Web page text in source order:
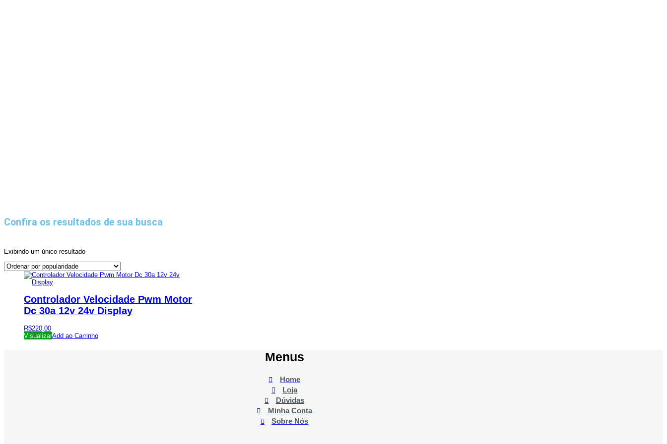
Confira os resultados de sua busca
Exibindo um único resultado
Controlador Velocidade Pwm Motor
Dc 30a 12v 24v Display
R$220,00
VisualizarAdd ao Carrinho
Menus
Home
Loja
Dúvidas
Minha Conta
Sobre Nós